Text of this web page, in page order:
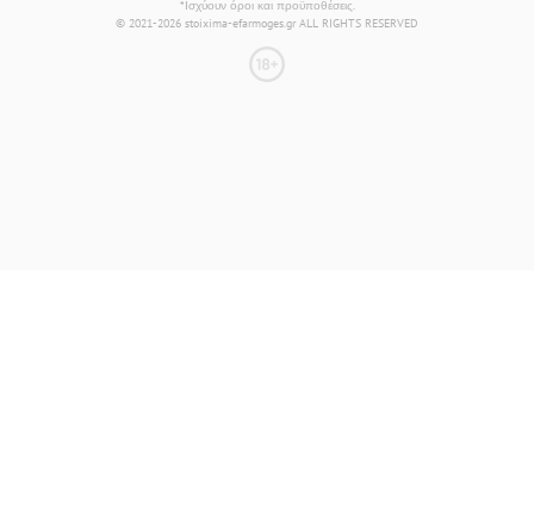
*Ισχύουν όροι και προϋποθέσεις.
© 2021-2026 stoixima-efarmoges.gr ALL RIGHTS RESERVED